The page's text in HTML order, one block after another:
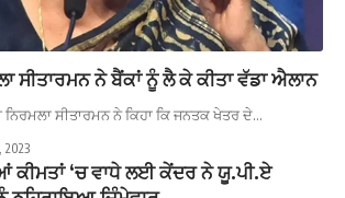
ਸੀਤਾਰਮਨ ਨੇ ਬੈਂਕਾਂ ਨੂੰ ਲੈ ਕੇ ਕੀਤਾ ਵੱਡਾ ਐਲਾਨ
ਸੀਤਾਰਮਨ ਨੇ ਕਿਹਾ ਕਿ ਜਨਤਕ ਖੇਤਰ ਦੇ…
2023
ਕੀਮਤਾਂ ‘ਚ ਵਾਧੇ ਲਈ ਕੇਂਦਰ ਨੇ ਯੂ.ਪੀ.ਏ